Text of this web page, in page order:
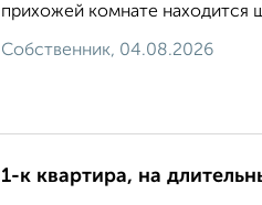
прихожей комнате находится
Собственник, 04.08.2026
1-к квартира, на